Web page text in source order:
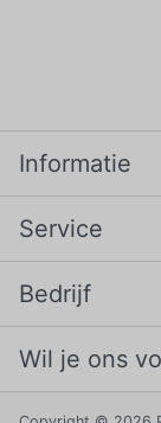
Informatie
Service
Bedrijf
Wil je ons